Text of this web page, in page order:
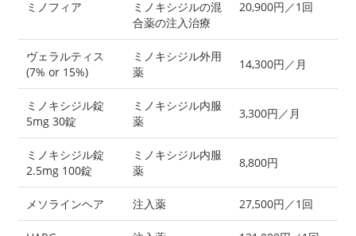
ミノフィア
ミノキシジルの混
合薬の注入治療
20,900円／1回
ヴェラルティス
(7% or 15%)
ミノキシジル外用
薬
14,300円／月
ミノキシジル錠
5mg 30錠
ミノキシジル内服
薬
3,300円／月
ミノキシジル錠
2.5mg 100錠
ミノキシジル内服
薬
8,800円
メソラインヘア 注入薬 27,500円／1回